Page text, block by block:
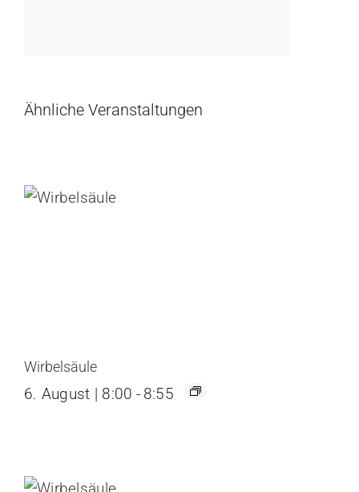
Ähnliche Veranstaltungen
Wirbelsäule
6. August | 8:00 - 8:55